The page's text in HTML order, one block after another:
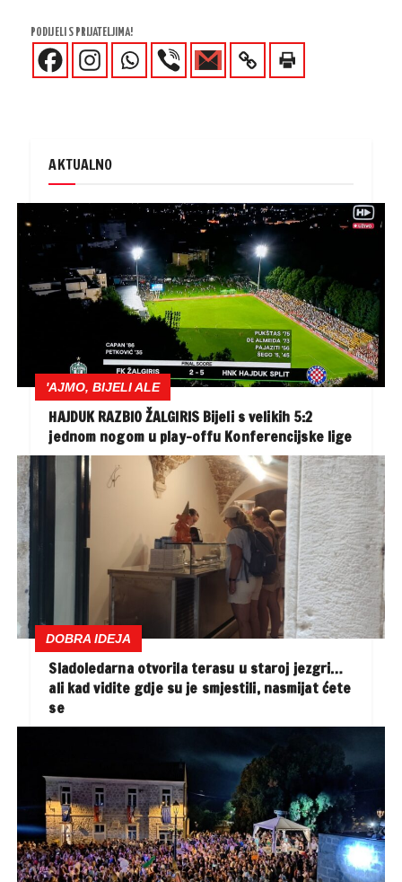
PODIJELI S PRIJATELJIMA!
AKTUALNO
'AJMO, BIJELI ALE
HAJDUK RAZBIO ŽALGIRIS Bijeli s velikih 5:2
jednom nogom u play-offu Konferencijske lige
DOBRA IDEJA
Sladoledarna otvorila terasu u staroj jezgri…
ali kad vidite gdje su je smjestili, nasmijat ćete
se